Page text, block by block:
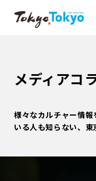
メディアコ
様々なカルチャー情
いる人も知らない、東